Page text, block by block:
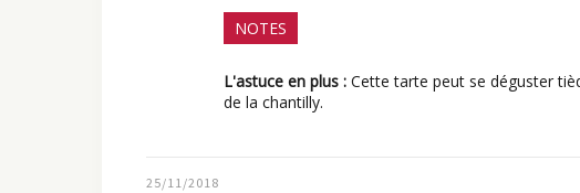
NOTES
L'astuce en plus : Cette tarte peut se déguster
de la chantilly.
25/11/2018